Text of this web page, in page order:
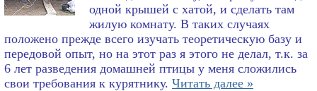
одной крышей с хатой, и сделать там
жилую комнату. В таких случаях
положено прежде всего изучать теоретическую базу и
передовой опыт, но на этот раз я этого не делал, т.к. за
6 лет разведения домашней птицы у меня сложились
свои требования к курятнику. Читать далее »